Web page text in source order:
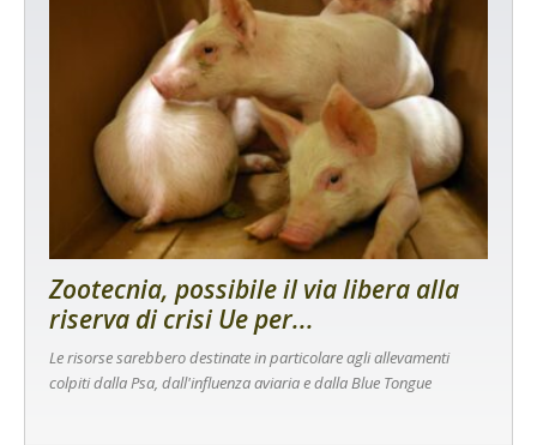
Zootecnia, possibile il via libera alla
riserva di crisi Ue per...
Le risorse sarebbero destinate in particolare agli allevamenti
colpiti dalla Psa, dall'influenza aviaria e dalla Blue Tongue